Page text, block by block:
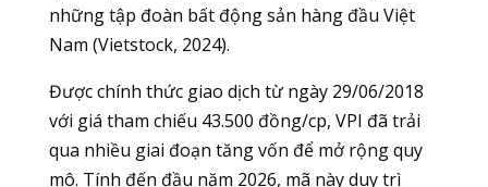
những tập đoàn bất động sản hàng đầu Việt
Nam (Vietstock, 2024).
Được chính thức giao dịch từ ngày 29/06/2018
với giá tham chiếu 43.500 đồng/cp, VPI đã trải
qua nhiều giai đoạn tăng vốn để mở rộng quy
mô. Tính đến đầu năm 2026, mã này duy trì